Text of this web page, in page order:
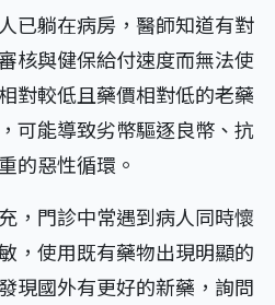
已躺在病房，醫師知道有對
核與健保給付速度而無法使
對較低且藥價相對低的老藥
可能導致劣幣驅逐良幣、抗
的惡性循環。
，門診中常遇到病人同時懷
，使用既有藥物出現明顯的
現國外有更好的新藥，詢問